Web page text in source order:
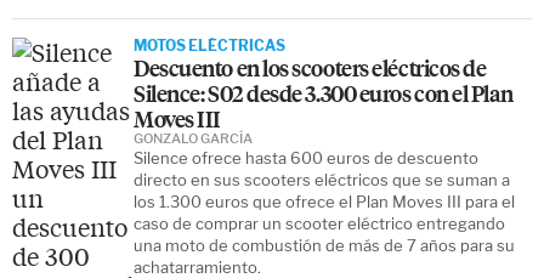
MOTOS ELÉCTRICAS
Descuento en los scooters eléctricos de
Silence: S02 desde 3.300 euros con el Plan
Moves III
Silence ofrece hasta 600 euros de descuento
directo en sus scooters eléctricos que se suman a
los 1.300 euros que ofrece el Plan Moves III para el
caso de comprar un scooter eléctrico entregando
una moto de combustión de más de 7 años para su
achatarramiento.
GONZALO GARCÍA